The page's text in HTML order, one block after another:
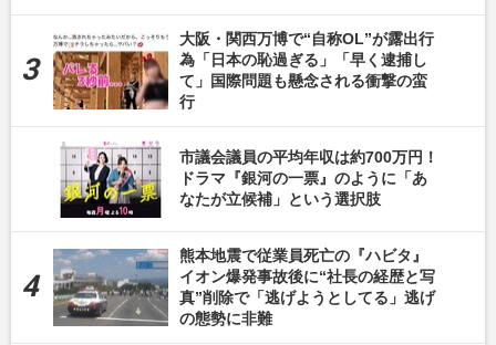
大阪・関西万博で“自称OL”が露出行
為「日本の恥過ぎる」「早く逮捕し
て」国際問題も懸念される衝撃の蛮
行
市議会議員の平均年収は約700万円！
ドラマ『銀河の一票』のように「あ
なたが立候補」という選択肢
熊本地震で従業員死亡の『ハビタ』
イオン爆発事故後に“社長の経歴と写
真”削除で「逃げようとしてる」逃げ
の態勢に非難